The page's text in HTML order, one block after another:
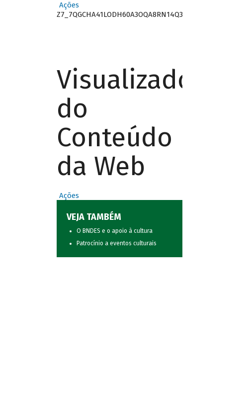
Ações
Z7_7QGCHA41LODH60A3OQA8RN14Q3
Visualizador
do
Conteúdo
da Web
Ações
VEJA TAMBÉM
O BNDES e o apoio à cultura
Patrocínio a eventos culturais